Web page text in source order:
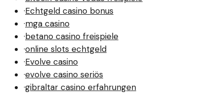
·Echtgeld casino bonus
·mga casino
·betano casino freispiele
·online slots echtgeld
·Evolve casino
·evolve casino seriös
·gibraltar casino erfahrungen